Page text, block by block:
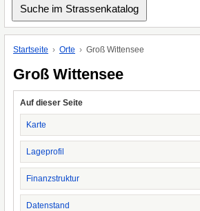
Startseite Orte Groß Wittensee
Groß Wittensee
Auf dieser Seite
Karte
Lageprofil
Finanzstruktur
Datenstand